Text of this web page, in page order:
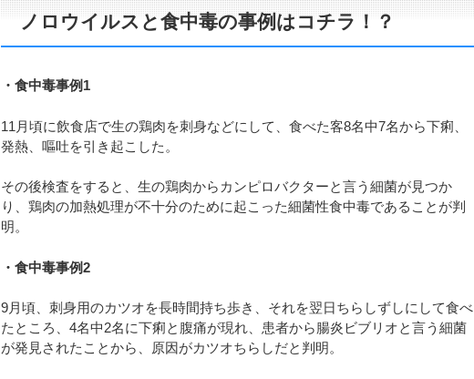
ノロウイルスと食中毒の事例はコチラ！？
・食中毒事例1
11月頃に飲食店で生の鶏肉を刺身などにして、食べた客8名中7名から下痢、
発熱、嘔吐を引き起こした。
その後検査をすると、生の鶏肉からカンピロバクターと言う細菌が見つか
り、鶏肉の加熱処理が不十分のために起こった細菌性食中毒であることが判
明。
・食中毒事例2
9月頃、刺身用のカツオを長時間持ち歩き、それを翌日ちらしずしにして食べ
たところ、4名中2名に下痢と腹痛が現れ、患者から腸炎ビブリオと言う細菌
が発見されたことから、原因がカツオちらしだと判明。